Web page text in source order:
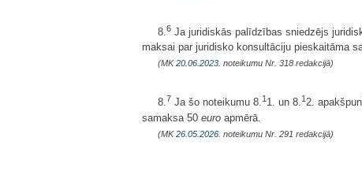
8.6 Ja juridiskās palīdzības sniedzējs
maksai par juridisko konsultāciju pieskaitāma
(MK20.06.2023. noteikumu Nr. 318 redakcijā)
8.7 Ja šo noteikumu 8.11. un 8.12.
samaksa 50 euro apmērā.
(MK26.05.2026. noteikumu Nr. 291 redakcijā)